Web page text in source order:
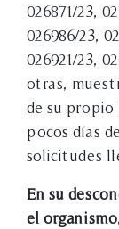
026871/23,
026986/23,
026921/23,
otras,
de su propio
pocos días
solicitudes
En su
el